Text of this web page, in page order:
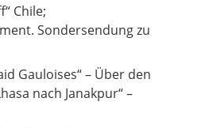
Chile;
Sondersendung zu
Gauloises“ – Über den
nach Janakpur“ –